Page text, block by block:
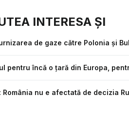
INTERESA ȘI
de gaze către Polonia și
pentru încă o țară din Europa,
România nu e afectată de decizia